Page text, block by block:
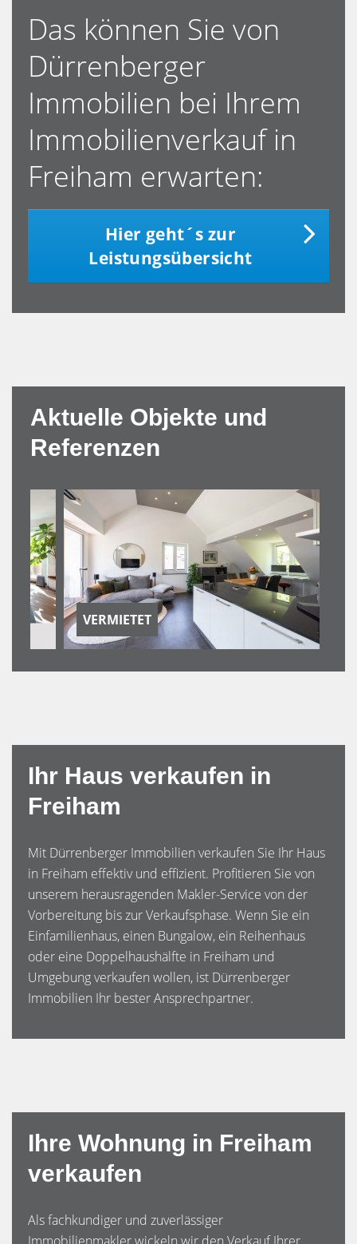
Das können Sie von
Dürrenberger
Immobilien bei Ihrem
Immobilienverkauf in
Freiham erwarten:
Hier geht´s zur
Leistungsübersicht
Aktuelle Objekte und
Referenzen
VERMIETET
Ihr Haus verkaufen in
Freiham
Mit Dürrenberger Immobilien verkaufen Sie Ihr Haus
in Freiham effektiv und effizient. Profitieren Sie von
unserem herausragenden Makler-Service von der
Vorbereitung bis zur Verkaufsphase. Wenn Sie ein
Einfamilienhaus, einen Bungalow, ein Reihenhaus
oder eine Doppelhaushälfte in Freiham und
Umgebung verkaufen wollen, ist Dürrenberger
Immobilien Ihr bester Ansprechpartner.
Ihre Wohnung in Freiham
verkaufen
Als fachkundiger und zuverlässiger